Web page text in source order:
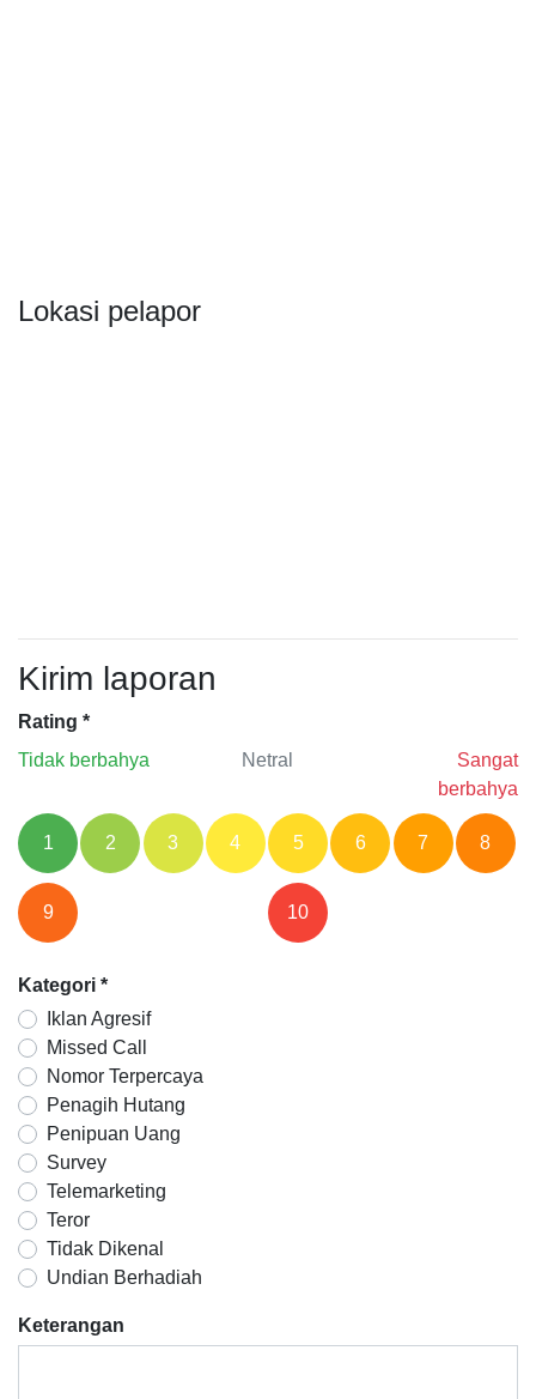
Lokasi pelapor
Kirim laporan
Rating *
Tidak berbahya
Netral
Sangat
berbahya
1 2 3 4 5 6 7 8
9 10
Kategori *
Iklan Agresif
Missed Call
Nomor Terpercaya
Penagih Hutang
Penipuan Uang
Survey
Telemarketing
Teror
Tidak Dikenal
Undian Berhadiah
Keterangan